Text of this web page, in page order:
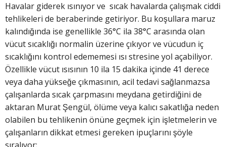
Havalar giderek ısınıyor ve sıcak havalarda çalışmak ciddi
tehlikeleri de beraberinde getiriyor. Bu koşullara maruz
kalındığında ise genellikle 36°C ila 38°C arasında olan
vücut sıcaklığı normalin üzerine çıkıyor ve vücudun iç
sıcaklığını kontrol edememesi ısı stresine yol açabiliyor.
Özellikle vücut ısısının 10 ila 15 dakika içinde 41 derece
veya daha yükseğe çıkmasının, acil tedavi sağlanmazsa
çalışanlarda sıcak çarpmasını meydana getirdiğini de
aktaran Murat Şengül, ölüme veya kalıcı sakatlığa neden
olabilen bu tehlikenin önüne geçmek için işletmelerin ve
çalışanların dikkat etmesi gereken ipuçlarını şöyle